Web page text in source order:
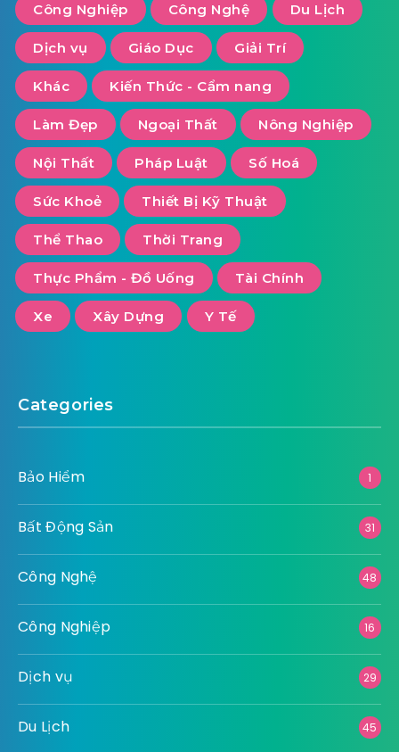
Công Nghiệp Công Nghệ Du Lịch
Dịch vụ Giáo Dục Giải Trí
Khác Kiến Thức - Cẩm nang
Làm Đẹp Ngoại Thất Nông Nghiệp
Nội Thất Pháp Luật Số Hoá
Sức Khoẻ Thiết Bị Kỹ Thuật
Thể Thao Thời Trang
Thực Phẩm - Đồ Uống Tài Chính
Xe Xây Dựng Y Tế
Categories
Bảo Hiểm 1
Bất Động Sản 31
Công Nghệ 48
Công Nghiệp 16
Dịch vụ 29
Du Lịch 45